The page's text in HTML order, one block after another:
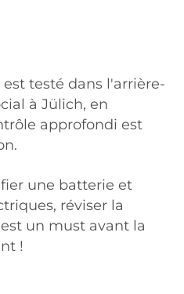
testé dans l'arrière-
à Jülich, en
approfondi est
une batterie et
réviser la
un must avant la
!